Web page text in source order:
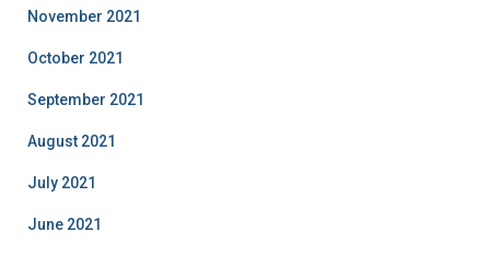
November 2021
October 2021
September 2021
August 2021
July 2021
June 2021